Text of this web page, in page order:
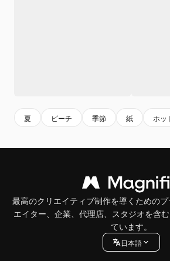
夏 ビーチ 季節 紙 ホッ
最高のクリエイティブ制作を導くための
エイター、企業、代理店、スタジオを含
ています。
日本語